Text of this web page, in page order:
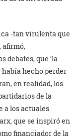
-tan virulenta que
afirmó,
debates, que ‘la
hecho perder
en realidad, los
de la
a los actuales
que se inspiró en
financiador de la